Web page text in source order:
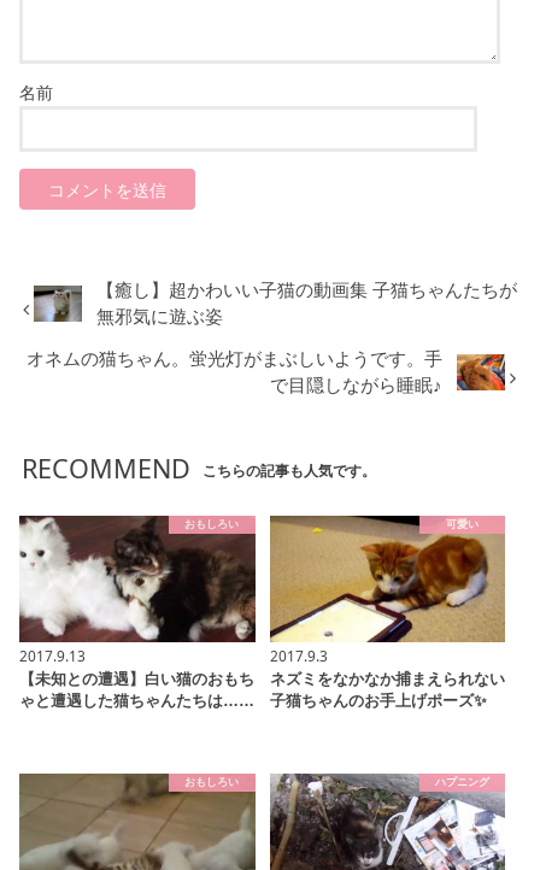
名前
【癒し】超かわいい子猫の動画集 子猫ちゃんたちが
無邪気に遊ぶ姿
オネムの猫ちゃん。蛍光灯がまぶしいようです。手
で目隠しながら睡眠♪
RECOMMEND こちらの記事も人気です。
おもしろい
2017.9.13
【未知との遭遇】白い猫のおもち
ゃと遭遇した猫ちゃんたちは……
可愛い
2017.9.3
ネズミをなかなか捕まえられない
子猫ちゃんのお手上げポーズ✨
おもしろい ハプニング